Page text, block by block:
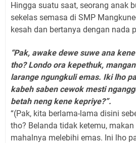
Hingga suatu saat, seorang anak
sekelas semasa di SMP
kesah dan bertanya dengan nada
“Pak, awake dewe suwe ana
tho? Londo ora kepethuk,
larange ngungkuli emas. Iki lho
kabeh saben cewok mesti
betah neng kene kepriye?”.
“(Pak, kita berlama-lama disini
tho? Belanda tidak ketemu,
mahalnya melebihi emas. Ini lho